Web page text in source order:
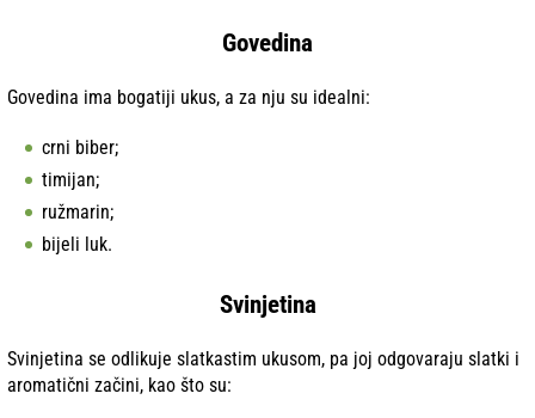
Govedina
Govedina ima bogatiji ukus, a za nju su idealni:
crni biber;
timijan;
ružmarin;
bijeli luk.
Svinjetina
Svinjetina se odlikuje slatkastim ukusom, pa joj odgovaraju slatki i
aromatični začini, kao što su: